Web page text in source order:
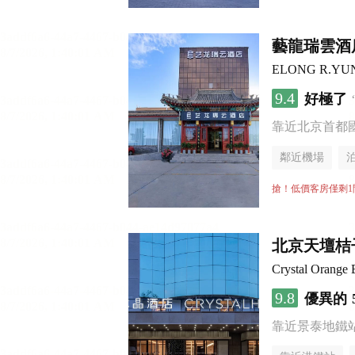
藝龍瑞雲
ELONG
9.4 好極了
靠近北京首都
鄰近機場
搶！低價客房僅剩1
北京天壇
Crystal Orange
9.8 優異的
靠近景泰地鐵